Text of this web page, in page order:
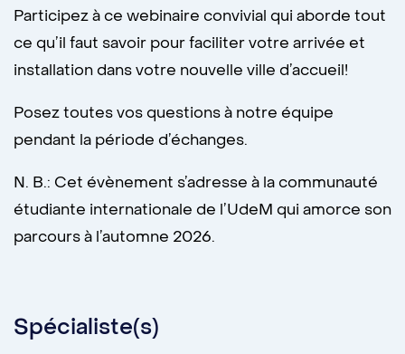
Participez à ce webinaire convivial qui aborde tout
ce qu’il faut savoir pour faciliter votre arrivée et
installation dans votre nouvelle ville d’accueil!
Posez toutes vos questions à notre équipe
pendant la période d’échanges.
N. B.: Cet évènement s’adresse à la communauté
étudiante internationale de l’UdeM qui amorce son
parcours à l’automne 2026.
Spécialiste(s)